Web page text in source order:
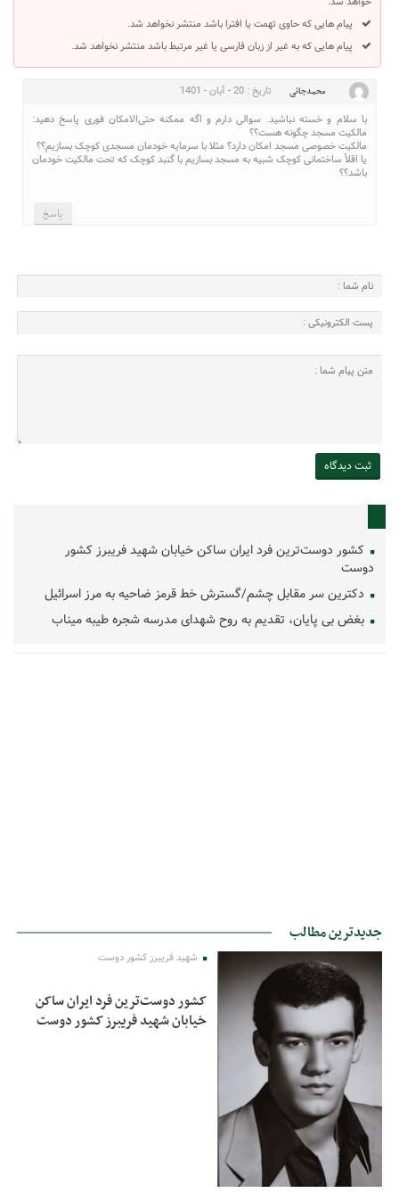
پیام هایی که حاوی تهمت یا افترا باشد منتشر نخواهد شد.
پیام هایی که به غیر از زبان فارسی یا غیر مرتبط باشد منتشر نخواهد شد.
محمدجانی
تاریخ : 20 - آبان - 1401
با سلام و خسته نباشید. سوالی دارم و اگه ممکنه حتی‌الامکان فوری پاسخ دهید:
مالکیت مسجد چگونه هست؟؟
مالکیت خصوصی مسجد امکان دارد؟ مثلا با سرمایه خودمان مسجدی کوچک بسازیم؟؟
یا اقلاً ساختمانی کوچک شبیه به مسجد بسازیم با گنبد کوچک که تحت مالکیت خودمان
باشد؟؟
پاسخ
کشور دوست‌ترین فرد ایران ساکن خیابان شهید فریبرز کشور
دوست
دکترین سر مقابل چشم/گسترش خط قرمز ضاحیه به مرز اسرائیل
بغض بی پایان، تقدیم به روح شهدای مدرسه شجره طیبه میناب
جدیدترین مطالب
شهید فریبرز کشور دوست
کشور دوست‌ترین فرد ایران ساکن
خیابان شهید فریبرز کشور دوست